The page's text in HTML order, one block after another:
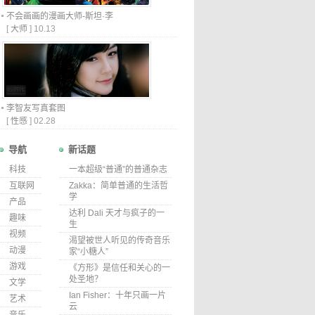
不会画画的漫画大师-斯坦·李
[ 大师 ] 10.13
李智友写真套图
[ 性感 ] 02.28
导航
科技
互联网
产品
趣味
视频
动漫
游戏
文学
艺术
新话题
一本超级“普通”的普通杂志
Zakka：简单普通的生活哲
学
达利 Dali 天才与疯子的一
生
渴望被世人听见的传奇音乐
家“小糖人”
《方形》是信任和关心的一
处圣地？
Ian Fisher：十年只画一片
云